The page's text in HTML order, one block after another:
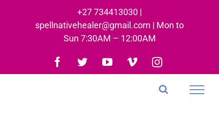
+27 734413030 |
spellnativehealer@gmail.com | Mon to
Sun 7:30AM – 12:00AM
Facebook
TwitterYouTubeVimeoInstagram